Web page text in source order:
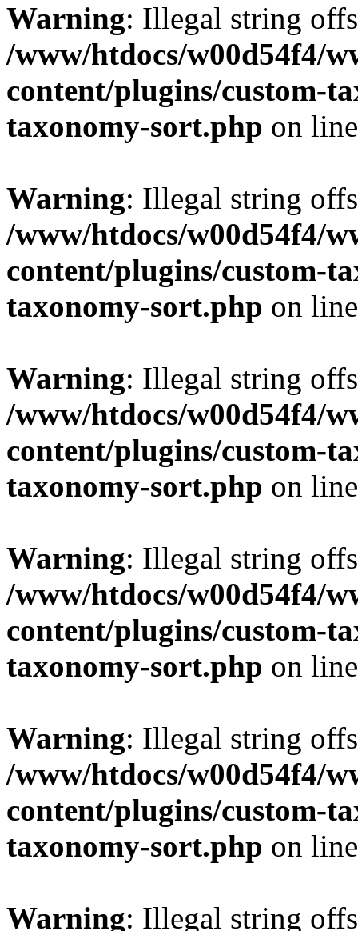
Warning: Illegal string
/www/htdocs/w00d54f4/
content/plugins/custom-
taxonomy-sort.php on
Warning: Illegal string
/www/htdocs/w00d54f4/
content/plugins/custom-
taxonomy-sort.php on
Warning: Illegal string
/www/htdocs/w00d54f4/
content/plugins/custom-
taxonomy-sort.php on
Warning: Illegal string
/www/htdocs/w00d54f4/
content/plugins/custom-
taxonomy-sort.php on
Warning: Illegal string
/www/htdocs/w00d54f4/
content/plugins/custom-
taxonomy-sort.php on
Warning: Illegal string